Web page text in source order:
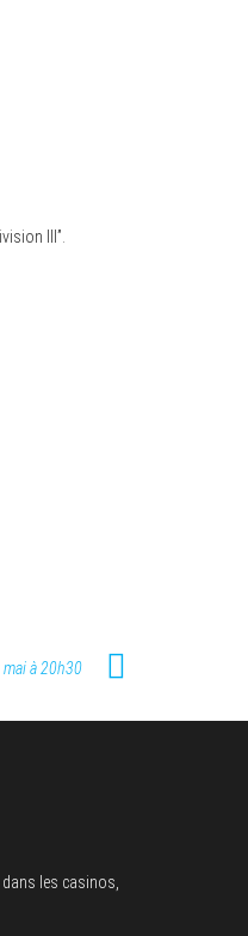
III”.
à 20h30
dans les casinos,